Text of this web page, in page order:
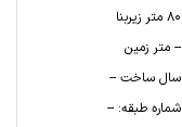
80 متر زیربنا
-- متر زمین
سال ساخت --
شماره طبقه: --